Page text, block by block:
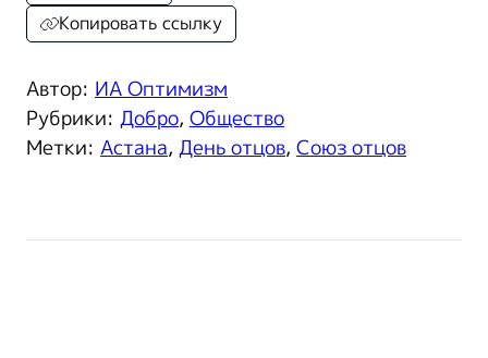
Автор: ИА Оптимизм
Рубрики: Добро, Общество
Метки: Астана, День отцов, Союз отцов
Копировать ссылку